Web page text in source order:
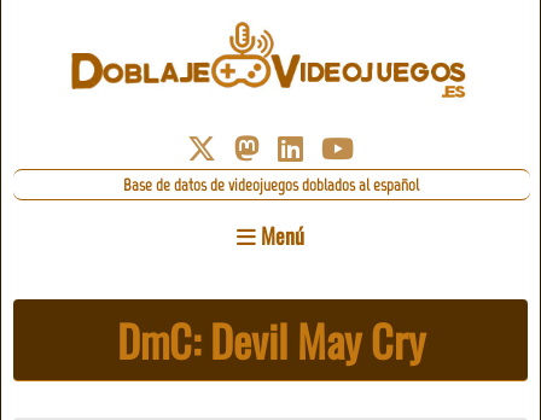
Base de datos de videojuegos doblados al español
Menú
DmC: Devil May Cry